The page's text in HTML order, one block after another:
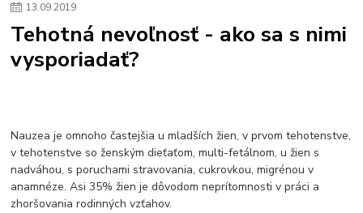
Plyšový macovia
Lego Star Wars
Darčeky na Vianoce 2019
Vianočný darček pre dievča do 20€
Hry pre deti
L.O.L. Surprise zvieratká
L.O.L. Surprise hračky
L.O.L. Surprise domčeky
L.O.L. Surprise postavičky
L.O.L. Surprise zberateľské figúrky
L.O.L. OMG L.O.L. OMG Bábiky
13.09.2019
Tehotná nevoľnosť - ako sa s nimi
vysporiadať?
Nauzea je omnoho častejšia u mladších žien, v prvom tehotenstve,
v tehotenstve so ženským dieťaťom, multi-fetálnom, u žien s
nadváhou, s poruchami stravovania, cukrovkou, migrénou v
anamnéze. Asi 35% žien je dôvodom neprítomnosti v práci a
zhoršovania rodinných vzťahov.